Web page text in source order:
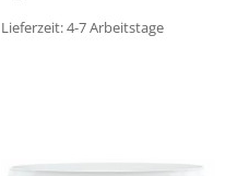
Lieferzeit: 4-7 Arbeitstage